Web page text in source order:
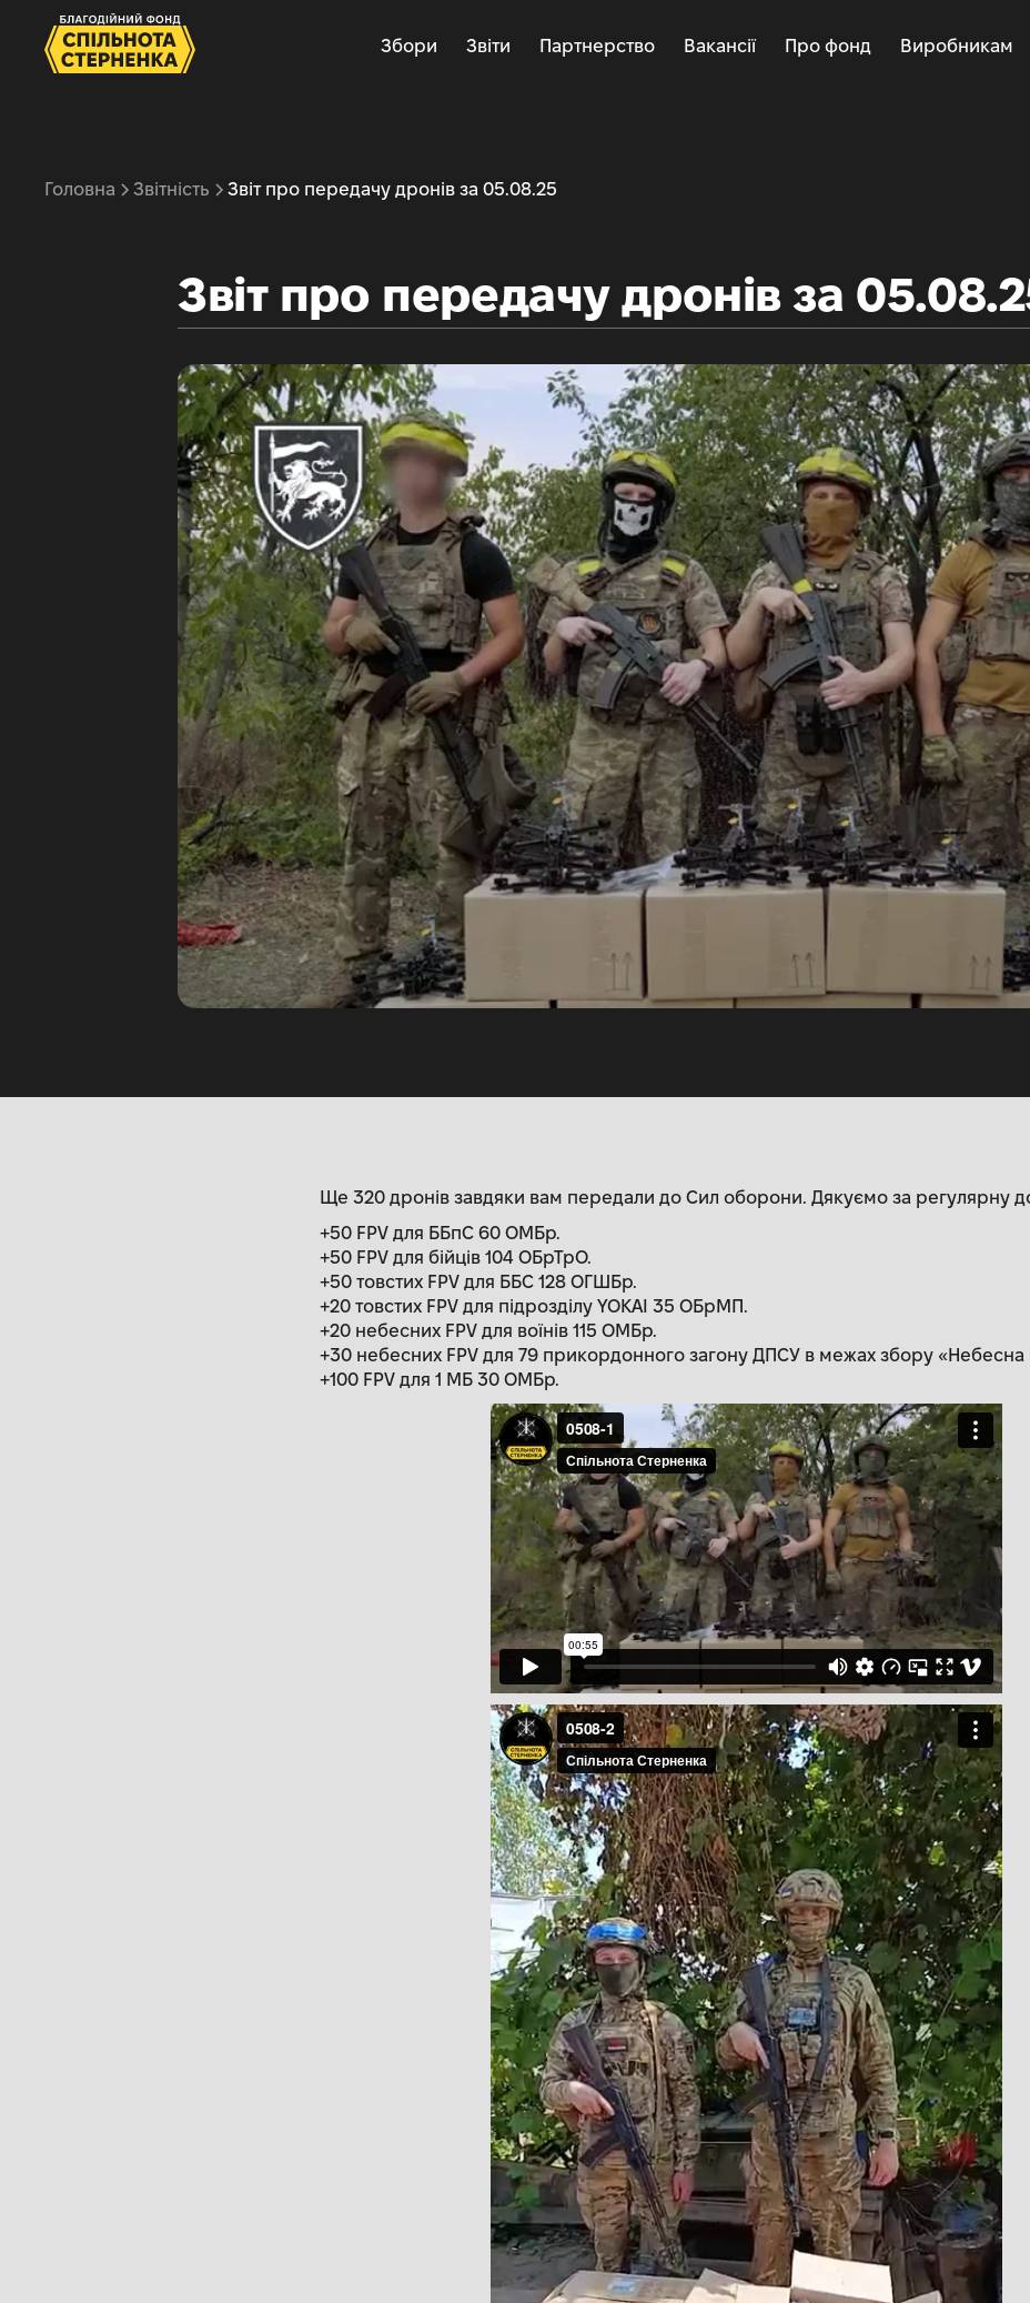
Збори Звіти Партнерство Вакансії Про фонд Виробникам
Головна Звітність Звіт про передачу дронів за 05.08.25
Звіт про передачу дронів за
Ще 320 дронів завдяки вам передали до Сил оборони. Дякуємо за регулярну
+50 FPV для ББпС 60 ОМБр.
+50 FPV для бійців 104 ОБрТрО.
+50 товстих FPV для ББС 128 ОГШБр.
+20 товстих FPV для підрозділу YOKAI 35 ОБрМП.
+20 небесних FPV для воїнів 115 ОМБр.
+30 небесних FPV для 79 прикордонного загону ДПСУ в межах збору «Небесна
+100 FPV для 1 МБ 30 ОМБр.